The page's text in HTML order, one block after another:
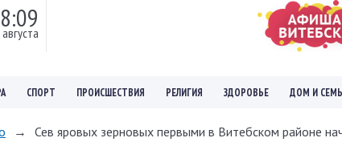
СПОРТ ПРОИСШЕСТВИЯ РЕЛИГИЯ ЗДОРОВЬЕ ДОМ И
→ Сев яровых зерновых первыми в Витебском районе